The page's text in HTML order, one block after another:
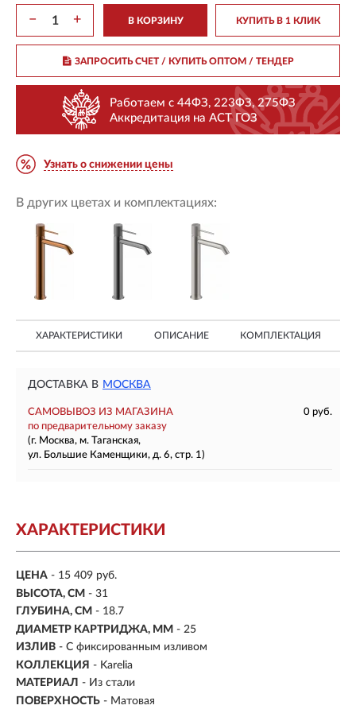
− + В КОРЗИНУ КУПИТЬ В 1 КЛИК
ЗАПРОСИТЬ СЧЕТ / КУПИТЬ ОПТОМ/ ТЕНДЕР
Работаем с 44ФЗ, 223ФЗ, 275ФЗ
Аккредитация на АСТ ГОЗ
Узнать о снижении цены
В других цветах и комплектациях:
ХАРАКТЕРИСТИКИ ОПИСАНИЕ КОМПЛЕКТАЦИЯ
ДОСТАВКА В МОСКВА
САМОВЫВОЗ ИЗ МАГАЗИНА
0 руб.
по предварительному заказу
(г. Москва, м. Таганская,
ул. Большие Каменщики, д. 6, стр. 1)
ХАРАКТЕРИСТИКИ
ЦЕНА - 15 409 руб.
ВЫСОТА, СМ - 31
ГЛУБИНА, СМ - 18.7
ДИАМЕТР КАРТРИДЖА, ММ - 25
ИЗЛИВ - С фиксированным изливом
КОЛЛЕКЦИЯ - Karelia
МАТЕРИАЛ - Из стали
ПОВЕРХНОСТЬ - Матовая